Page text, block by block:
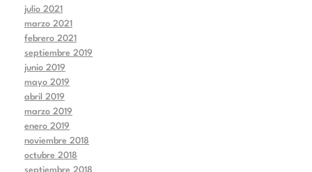
julio 2021
marzo 2021
febrero 2021
septiembre 2019
junio 2019
mayo 2019
abril 2019
marzo 2019
enero 2019
noviembre 2018
octubre 2018